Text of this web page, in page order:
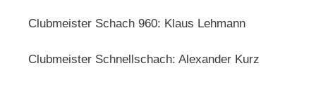
Clubmeister Schach 960: Klaus Lehmann
Clubmeister Schnellschach: Alexander Kurz